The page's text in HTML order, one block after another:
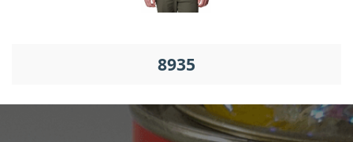
8935